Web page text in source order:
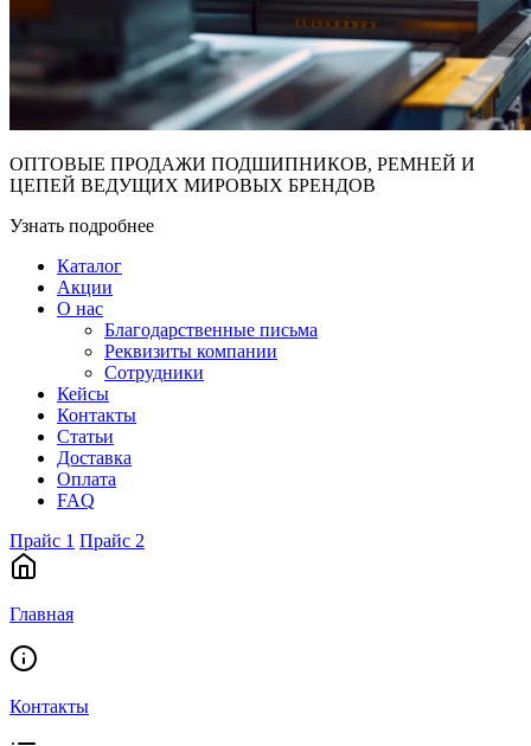
ОПТОВЫЕ ПРОДАЖИ ПОДШИПНИКОВ, РЕМНЕЙ И
ЦЕПЕЙ ВЕДУЩИХ МИРОВЫХ БРЕНДОВ
Узнать подробнее
Каталог
Акции
О нас
Благодарственные письма
Реквизиты компании
Сотрудники
Кейсы
Контакты
Статьи
Доставка
Оплата
FAQ
Прайс 1 Прайс 2
Главная
Контакты